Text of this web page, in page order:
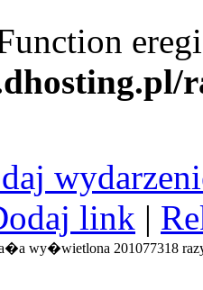
link |
wy�wietlona 201077318